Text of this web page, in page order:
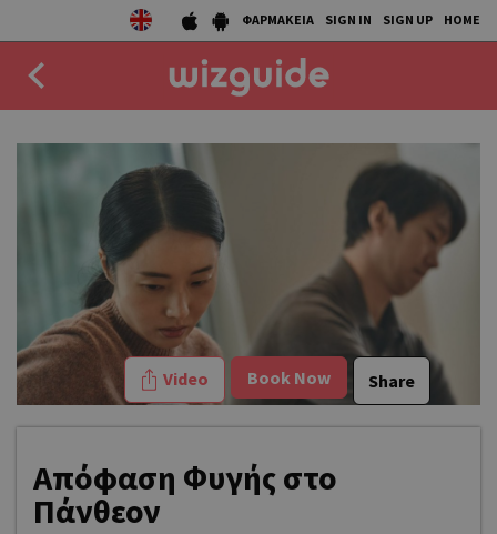
ΦΑΡΜΑΚΕΙΑ SIGN IN SIGN UP HOME
AGENDA
COLLECTIONS
Video Book Now Share
Απόφαση Φυγής στο
Πάνθεον